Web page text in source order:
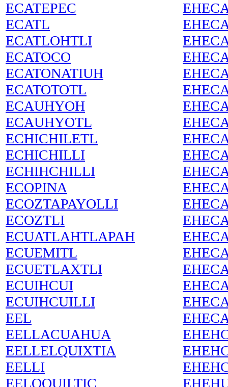
ECATEPEC
ECATL
ECATLOHTLI
ECATOCO
ECATONATIUH
ECATOTOTL
ECAUHYOH
ECAUHYOTL
ECHICHILETL
ECHICHILLI
ECHIHCHILLI
ECOPINA
ECOZTAPAYOLLI
ECOZTLI
ECUATLAHTLAPAH
ECUEMITL
ECUETLAXTLI
ECUIHCUI
ECUIHCUILLI
EEL
EELLACUAHUA
EELLELQUIXTIA
EELLI
EELOQUILTIC